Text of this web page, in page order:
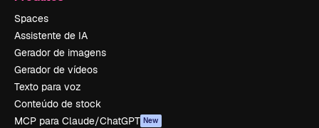
Spaces
Assistente de IA
Gerador de imagens
Gerador de vídeos
Texto para voz
Conteúdo de stock
MCP para Claude/ChatGPT New